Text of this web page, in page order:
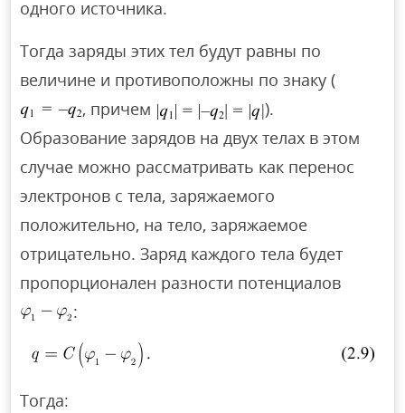
одного источника.
Тогда заряды этих тел будут равны по
величине и противоположны по знаку (
, причем
).
Образование зарядов на двух телах в этом
случае можно рассматривать как перенос
электронов с тела, заряжаемого
положительно, на тело, заряжаемое
отрицательно. Заряд каждого тела будет
пропорционален разности потенциалов
:
Тогда: